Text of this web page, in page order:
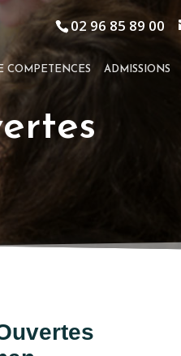
02 96 85 89 00
COMPETENCES ADMISSIONS